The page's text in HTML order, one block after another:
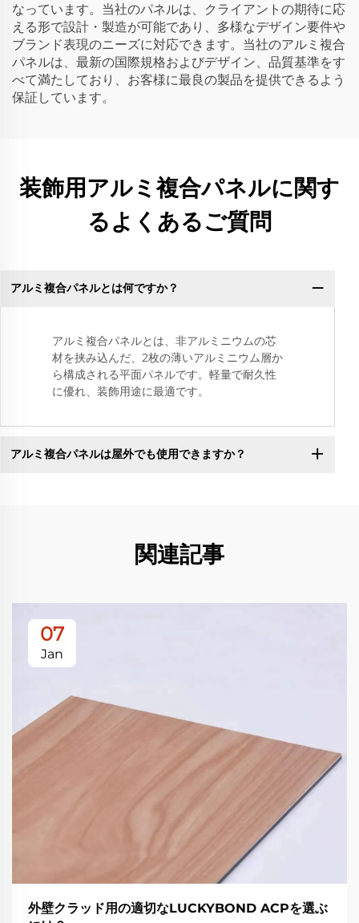
なっています。当社のパネルは、クライアントの期待に応
える形で設計・製造が可能であり、多様なデザイン要件や
ブランド表現のニーズに対応できます。当社のアルミ複合
パネルは、最新の国際規格およびデザイン、品質基準をす
べて満たしており、お客様に最良の製品を提供できるよう
保証しています。
装飾用アルミ複合パネルに関す
るよくあるご質問
アルミ複合パネルとは何ですか？
アルミ複合パネルとは、非アルミニウムの芯
材を挟み込んだ、2枚の薄いアルミニウム層か
ら構成される平面パネルです。軽量で耐久性
に優れ、装飾用途に最適です。
アルミ複合パネルは屋外でも使用できますか？
関連記事
07
Jan
外壁クラッド用の適切なLUCKYBOND ACPを選ぶ